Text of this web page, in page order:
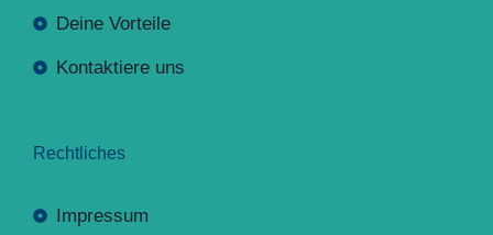
Deine Vorteile
Kontaktiere uns
Rechtliches
Impressum